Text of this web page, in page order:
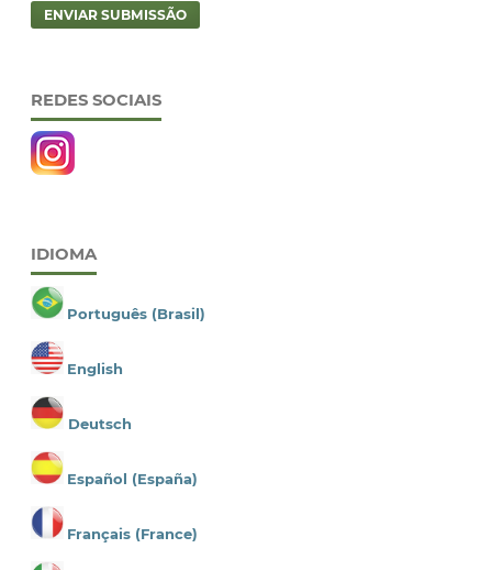
ENVIAR SUBMISSÃO
REDES SOCIAIS
IDIOMA
Português (Brasil)
English
Deutsch
Español (España)
Français (France)